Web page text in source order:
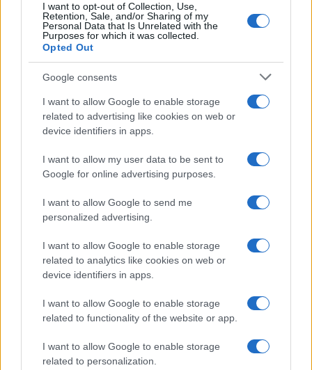
I want to opt-out of Collection, Use,
Retention, Sale, and/or Sharing of my
Personal Data that Is Unrelated with the
Purposes for which it was collected.
Opted Out
Google consents
I want to allow Google to enable storage
related to advertising like cookies on web or
device identifiers in apps.
I want to allow my user data to be sent to
Google for online advertising purposes.
I want to allow Google to send me
personalized advertising.
I want to allow Google to enable storage
related to analytics like cookies on web or
device identifiers in apps.
I want to allow Google to enable storage
related to functionality of the website or app.
I want to allow Google to enable storage
related to personalization.
Continua a leggere
BELLEZZA